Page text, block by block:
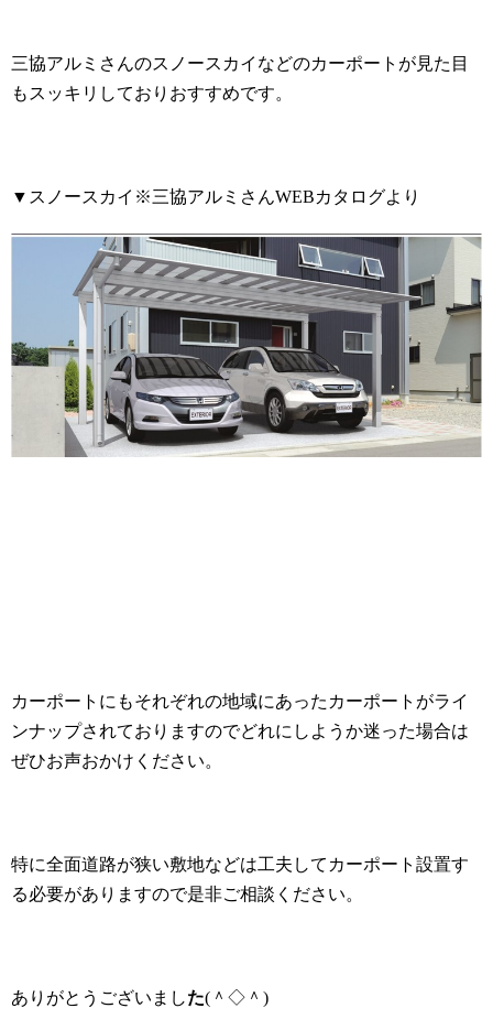
三協アルミさんのスノースカイなどのカーポートが見た目
もスッキリしておりおすすめです。
▼スノースカイ※三協アルミさんWEBカタログより
カーポートにもそれぞれの地域にあったカーポートがライ
ンナップされておりますのでどれにしようか迷った場合は
ぜひお声おかけください。
特に全面道路が狭い敷地などは工夫してカーポート設置す
る必要がありますので是非ご相談ください。
ありがとうございました( ＾◇＾ )